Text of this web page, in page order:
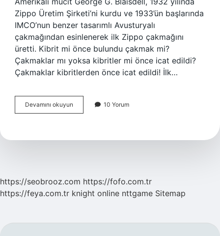
Zippo Üretim Şirketi’ni kurdu ve 1933’ün başlarında
IMCO’nun benzer tasarımlı Avusturyalı
çakmağından esinlenerek ilk Zippo çakmağını
üretti. Kibrit mi önce bulundu çakmak mi?
Çakmaklar mı yoksa kibritler mi önce icat edildi?
Çakmaklar kibritlerden önce icat edildi! İlk…
Devamını okuyun Çakmağı
Kim
10 Yorum
https://seobrooz.com https://fofo.com.tr
https://feya.com.tr knight online nttgame Sitemap